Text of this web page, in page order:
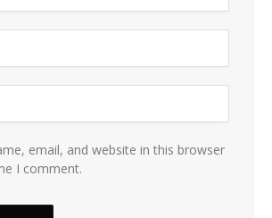
email, and website in this browser
I comment.